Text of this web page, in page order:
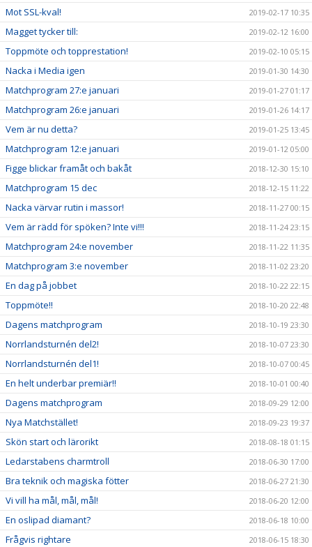
Mot SSL-kval! 2019-02-17 10:35
Magget tycker till: 2019-02-12 16:00
Toppmöte och topprestation! 2019-02-10 05:15
Nacka i Media igen 2019-01-30 14:30
Matchprogram 27:e januari 2019-01-27 01:17
Matchprogram 26:e januari 2019-01-26 14:17
Vem är nu detta? 2019-01-25 13:45
Matchprogram 12:e januari 2019-01-12 05:00
Figge blickar framåt och bakåt 2018-12-30 15:10
Matchprogram 15 dec 2018-12-15 11:22
Nacka värvar rutin i massor! 2018-11-27 00:15
Vem är rädd för spöken? Inte vi!!! 2018-11-24 23:15
Matchprogram 24:e november 2018-11-22 11:35
Matchprogram 3:e november 2018-11-02 23:20
En dag på jobbet 2018-10-22 22:15
Toppmöte!! 2018-10-20 22:48
Dagens matchprogram 2018-10-19 23:30
Norrlandsturnén del2! 2018-10-07 23:30
Norrlandsturnén del1! 2018-10-07 00:45
En helt underbar premiär!! 2018-10-01 00:40
Dagens matchprogram 2018-09-29 12:00
Nya Matchstället! 2018-09-23 19:37
Skön start och lärorikt 2018-08-18 01:15
Ledarstabens charmtroll 2018-06-30 17:00
Bra teknik och magiska fötter 2018-06-27 21:30
Vi vill ha mål, mål, mål! 2018-06-20 12:00
En oslipad diamant? 2018-06-18 10:00
Frågvis rightare 2018-06-15 18:30